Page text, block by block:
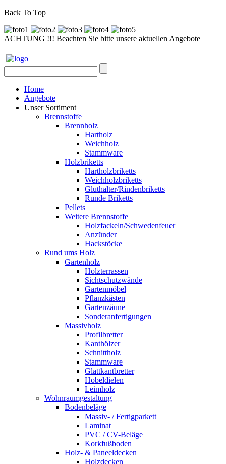
Back To Top
ACHTUNG !!! Beachten Sie bitte unsere aktuellen Angebote
Home
Angebote
Unser Sortiment
Brennstoffe
Brennholz
Hartholz
Weichholz
Stammware
Holzbriketts
Hartholzbriketts
Weichholzbriketts
Gluthalter/Rindenbriketts
Runde Briketts
Pellets
Weitere Brennstoffe
Holzfackeln/Schwedenfeuer
Anzünder
Hackstöcke
Rund ums Holz
Gartenholz
Holzterrassen
Sichtschutzwände
Gartenmöbel
Pflanzkästen
Gartenzäune
Sonderanfertigungen
Massivholz
Profilbretter
Kanthölzer
Schnittholz
Stammware
Glattkantbretter
Hobeldielen
Leimholz
Wohnraumgestaltung
Bodenbeläge
Massiv- / Fertigparkett
Laminat
PVC / CV-Beläge
Korkfußboden
Holz- & Paneeldecken
Holzdecken